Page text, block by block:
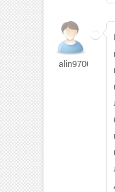
alin9700